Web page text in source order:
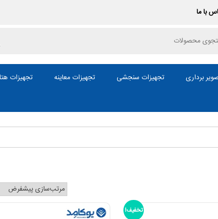
با ما
برداری تجهیزات سنجشی تجهیزات معاینه تجهیزات
تخفیف!